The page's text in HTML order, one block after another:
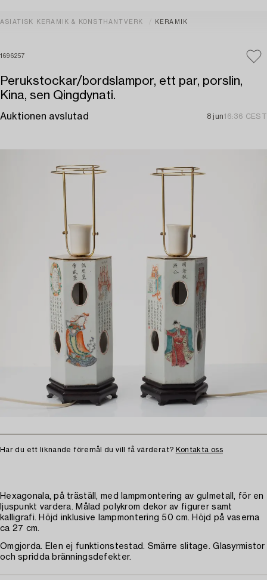
ASIATISK KERAMIK & KONSTHANTVERK KERAMIK
1696257
Perukstockar/bordslampor, ett par, porslin,
Kina, sen Qingdynati.
Auktionen avslutad 8 jun16:36 CEST
Har du ett liknande föremål du vill få värderat? Kontakta oss
Hexagonala, på träställ, med lampmontering av gulmetall, för en
ljuspunkt vardera. Målad polykrom dekor av figurer samt
kalligrafi. Höjd inklusive lampmontering 50 cm. Höjd på vaserna
ca 27 cm.
Omgjorda. Elen ej funktionstestad. Smärre slitage. Glasyrmistor
och spridda bränningsdefekter.